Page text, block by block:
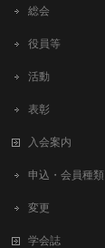
総会
役員等
活動
表彰
入会案内
申込・会員種類
変更
学会誌